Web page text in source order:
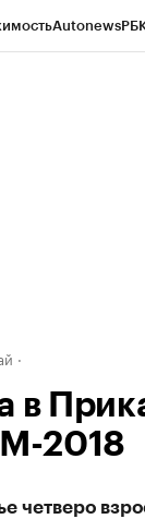
Autonews
в
2018
четверо